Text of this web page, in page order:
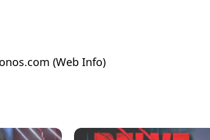
(Web Info)